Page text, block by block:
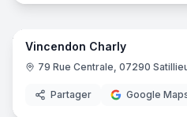
Vincendon Charly
79 Rue Centrale, 07290
Partager Google